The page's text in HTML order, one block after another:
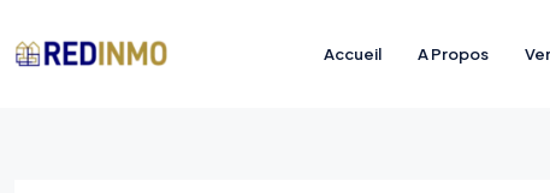
Accueil A Propos